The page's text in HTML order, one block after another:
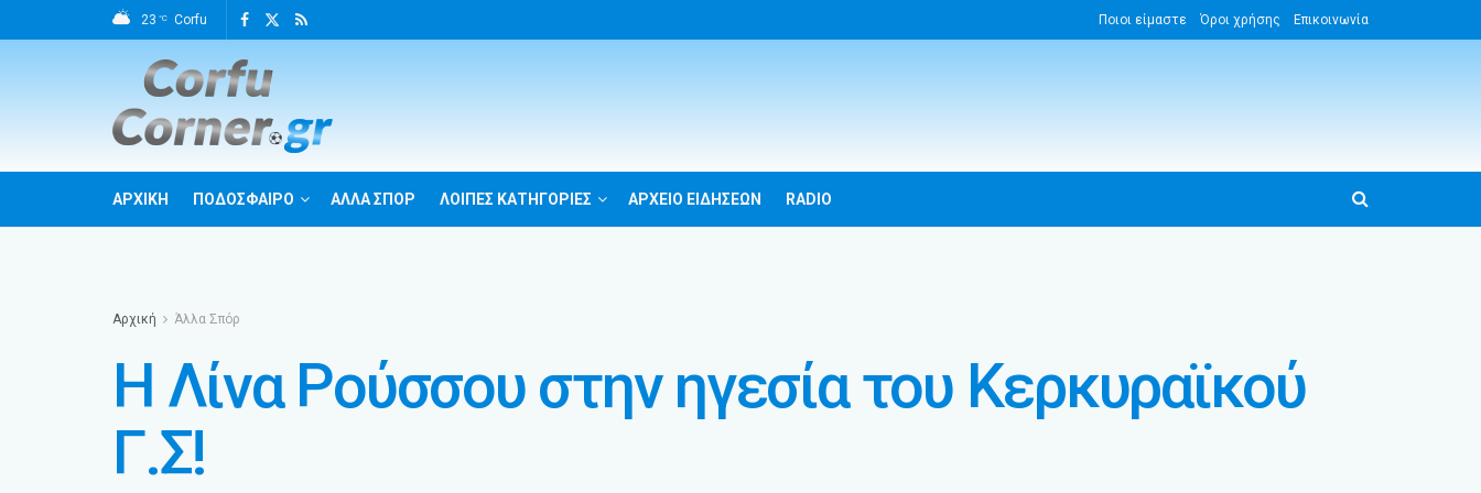
23 °C Corfu Ποιοι είμαστε Όροι χρήσης Επικοινωνία
ΑΡΧΙΚΗ ΠΟΔΟΣΦΑΙΡΟ ΑΛΛΑ ΣΠΟΡ ΛΟΙΠΕΣ ΚΑΤΗΓΟΡΙΕΣ ΑΡΧΕΙΟ ΕΙΔΗΣΕΩΝ RADIO
Αρχική Άλλα Σπόρ
Η Λίνα Ρούσσου στην ηγεσία του Κερκυραϊκού
Γ.Σ!